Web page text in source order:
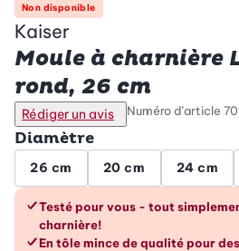
Non disponible
Kaiser
Moule à charnière
rond, 26 cm
Rédiger un avis Numéro d’article
Diamètre
26 cm 20 cm 24 cm
Les avantages en
Testé pour vous - tout
charnière!
En tôle mince de qualité pour